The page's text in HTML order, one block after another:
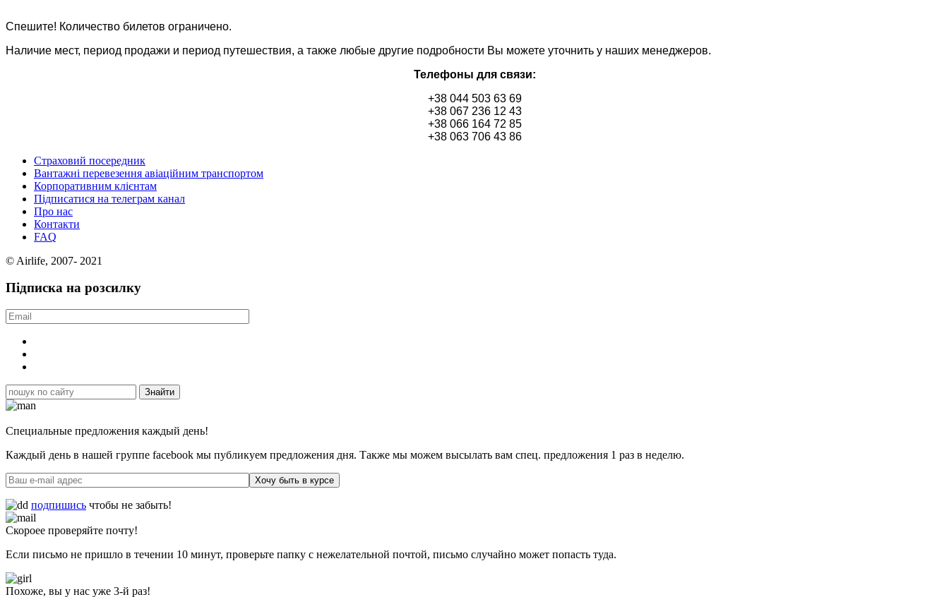
Спешите! Количество билетов ограничено.
Наличие мест, период продажи и период путешествия, а также любые другие подробности Вы можете уточнить у наших менеджеров.
Телефоны для связи:
+38 044 503 63 69
+38 067 236 12 43
+38 066 164 72 85
+38 063 706 43 86
Страховий посередник
Вантажні перевезення авіаційним транспортом
Корпоративним клієнтам
Підписатися на телеграм канал
Про нас
Контакти
FAQ
© Airlife, 2007- 2021
Підписка на розсилку
Специальные предложения каждый день!
Каждый день в нашей группе facebook мы публикуем предложения дня. Также мы можем высылать вам спец. предложения 1 раз в неделю.
Хочу быть в курсе
подпишись чтобы не забыть!
Скороее проверяйте почту!
Если письмо не пришло в течении 10 минут, проверьте папку с нежелательной почтой, письмо случайно может попасть туда.
Похоже, вы у нас уже 3-й раз!